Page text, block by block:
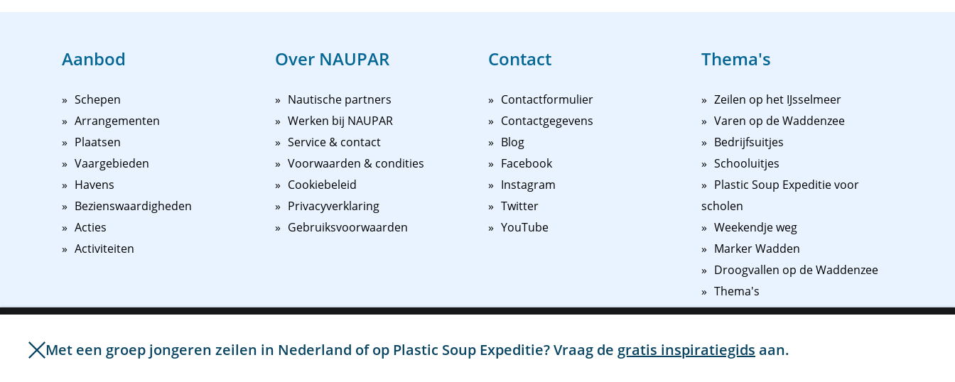
Aanbod
Schepen
Arrangementen
Plaatsen
Vaargebieden
Havens
Bezienswaardigheden
Acties
Activiteiten
Over NAUPAR
Nautische partners
Werken bij NAUPAR
Service & contact
Voorwaarden & condities
Cookiebeleid
Privacyverklaring
Gebruiksvoorwaarden
Contact
Contactformulier
Contactgegevens
Blog
Facebook
Instagram
Twitter
YouTube
Thema's
Zeilen op het IJsselmeer
Varen op de Waddenzee
Bedrijfsuitjes
Schooluitjes
Plastic Soup Expeditie voor
scholen
Weekendje weg
Marker Wadden
Droogvallen op de Waddenzee
Thema's
NAUPAR
Met een groep jongeren zeilen in Nederland of op Plastic Soup Expeditie? Vraag de gratis inspiratiegids aan.
gebruik van cookies en vergelijkbare technieken. Hiermee kunnen wij en derde partijen advertenties en content binnen en buiten onze
website aanpassen aan uw interesses. Door op "Ik ga akkoord" te klikken, gaat u akkoord met het plaatsen van al deze cookies.
Ik ga akkoord